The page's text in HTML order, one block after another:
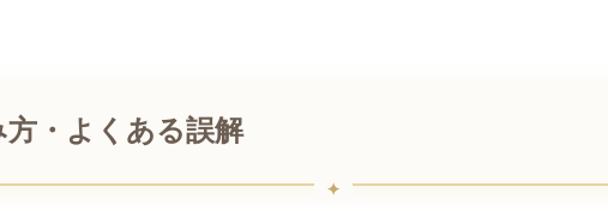
・よくある誤解